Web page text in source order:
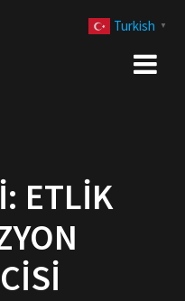
ETLIK
Turkish ▼